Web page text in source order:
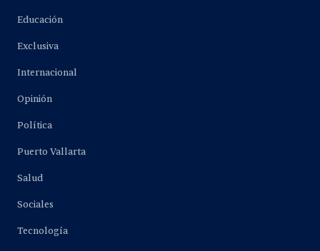
Educación
Exclusiva
Internacional
Opinión
Política
Puerto Vallarta
Salud
Sociales
Tecnología